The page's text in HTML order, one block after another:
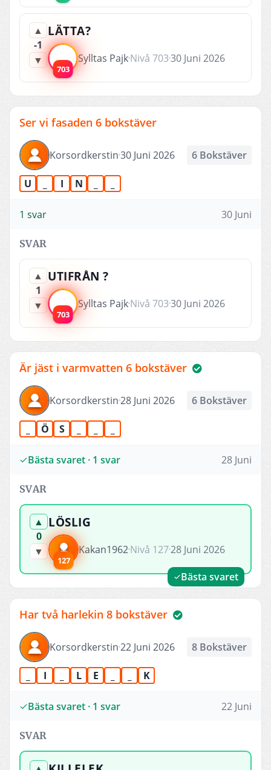
▲
-1
▼
LÄTTA?
703
Sylltas PajkNivå 70330 Juni 2026
Ser vi fasaden 6 bokstäver
Korsordkerstin30 Juni 2026 6 Bokstäver
U I N
1 svar 30 Juni
SVAR
▲
1
▼
UTIFRÅN ?
703
Sylltas PajkNivå 70330 Juni 2026
Är jäst i varmvatten 6 bokstäver
Korsordkerstin28 Juni 2026 6 Bokstäver
Ö S
Bästa svaret · 1 svar 28 Juni
SVAR
Bästa svaret
▲
0
▼
LÖSLIG
127
Kakan1962Nivå 12728 Juni 2026
Har två harlekin 8 bokstäver
Korsordkerstin22 Juni 2026 8 Bokstäver
I L E K
Bästa svaret · 1 svar 22 Juni
SVAR